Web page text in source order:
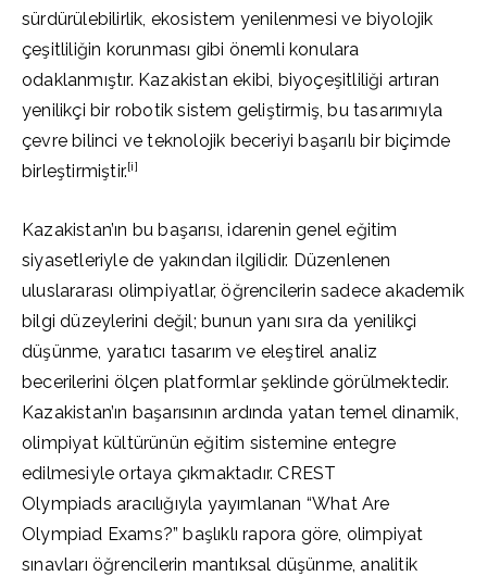
sürdürülebilirlik, ekosistem yenilenmesi ve biyolojik
çeşitliliğin korunması gibi önemli konulara
odaklanmıştır. Kazakistan ekibi, biyoçeşitliliği artıran
yenilikçi bir robotik sistem geliştirmiş, bu tasarımıyla
çevre bilinci ve teknolojik beceriyi başarılı bir biçimde
birleştirmiştir.[i]
Kazakistan’ın bu başarısı, idarenin genel eğitim
siyasetleriyle de yakından ilgilidir. Düzenlenen
uluslararası olimpiyatlar, öğrencilerin sadece akademik
bilgi düzeylerini değil; bunun yanı sıra da yenilikçi
düşünme, yaratıcı tasarım ve eleştirel analiz
becerilerini ölçen platformlar şeklinde görülmektedir.
Kazakistan’ın başarısının ardında yatan temel dinamik,
olimpiyat kültürünün eğitim sistemine entegre
edilmesiyle ortaya çıkmaktadır. CREST
Olympiads aracılığıyla yayımlanan “What Are
Olympiad Exams?” başlıklı rapora göre, olimpiyat
sınavları öğrencilerin mantıksal düşünme, analitik